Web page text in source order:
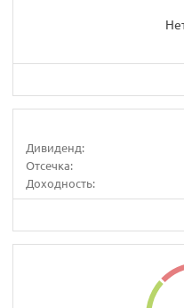
Дивиденд:
Отсечка:
Доходность: